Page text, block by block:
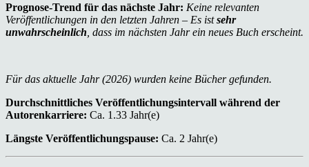
Prognose-Trend für das nächste Jahr: Keine relevanten
Veröffentlichungen in den letzten Jahren – Es istsehr
unwahrscheinlich , dass im nächsten Jahr ein neues Buch erscheint.
Für das aktuelle Jahr (2026) wurden keine Bücher gefunden.
Durchschnittliches Veröffentlichungsintervall während der
Autorenkarriere: Ca. 1.33 Jahr(e)
Längste Veröffentlichungspause: Ca. 2 Jahr(e)